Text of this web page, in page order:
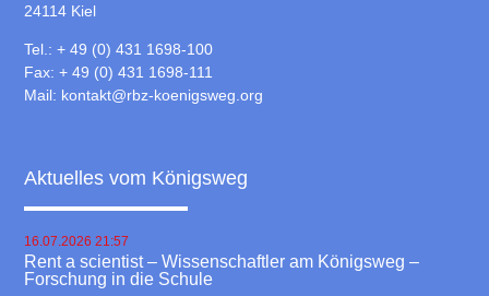
24114 Kiel
Tel.: + 49 (0) 431 1698-100
Fax: + 49 (0) 431 1698-111
Mail: kontakt@rbz-koenigsweg.org
Aktuelles vom Königsweg
16.07.2026 21:57
Rent a scientist – Wissenschaftler am Königsweg –
Forschung in die Schule